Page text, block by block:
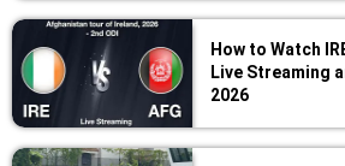
How to Watch
Live Streaming
2026